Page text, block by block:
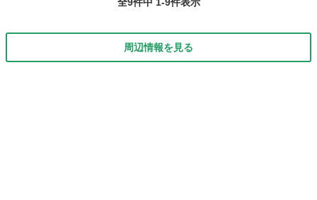
周辺情報を見る